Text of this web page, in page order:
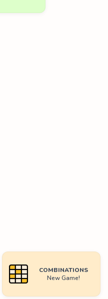
COMBINATIONS
New Game!